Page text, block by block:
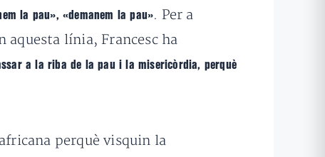
la pau», «demanem la pau». Per a
aquesta línia, Francesc ha
a la riba de la pau i la misericòrdia, perquè
perquè visquin la